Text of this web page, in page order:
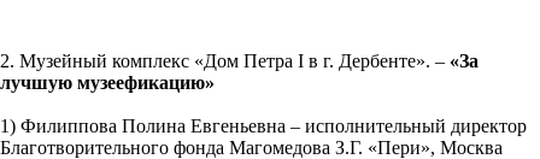
2. Музейный комплекс «Дом Петра I в г. Дербенте». – «За
лучшую музеефикацию»
1) Филиппова Полина Евгеньевна – исполнительный директор
Благотворительного фонда Магомедова З.Г. «Пери», Москва